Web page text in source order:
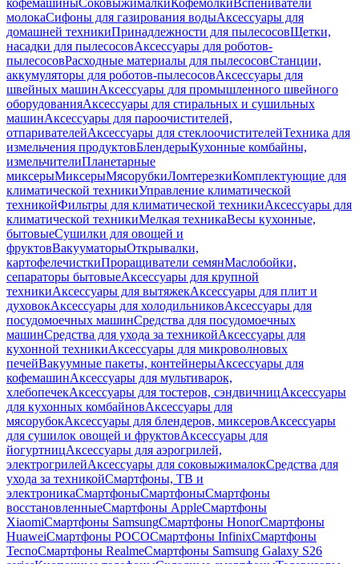
кофемашиныСоковыжималкиКофемолкиВспениватели
молокаСифоны для газирования водыАксессуары для
домашней техникиПринадлежности для пылесосовЩетки,
насадки для пылесосовАксессуары для роботов-
пылесосовРасходные материалы для пылесосовСтанции,
аккумуляторы для роботов-пылесосовАксессуары для
швейных машинАксессуары для промышленного швейного
оборудованияАксессуары для стиральных и сушильных
машинАксессуары для пароочистителей,
отпаривателейАксессуары для стеклоочистителейТехника для
измельчения продуктовБлендерыКухонные комбайны,
измельчителиПланетарные
миксерыМиксерыМясорубкиЛомтерезкиКомплектующие для
климатической техникиУправление климатической
техникойФильтры для климатической техникиАксессуары для
климатической техникиМелкая техникаВесы кухонные,
бытовыеСушилки для овощей и
фруктовВакууматорыОткрывалки,
картофелечисткиПроращиватели семянМаслобойки,
сепараторы бытовыеАксессуары для крупной
техникиАксессуары для вытяжекАксессуары для плит и
духовокАксессуары для холодильниковАксессуары для
посудомоечных машинСредства для посудомоечных
машинСредства для ухода за техникойАксессуары для
кухонной техникиАксессуары для микроволновых
печейВакуумные пакеты, контейнерыАксессуары для
кофемашинАксессуары для мультиварок,
хлебопечекАксессуары для тостеров, сэндвичницАксессуары
для кухонных комбайновАксессуары для
мясорубокАксессуары для блендеров, миксеровАксессуары
для сушилок овощей и фруктовАксессуары для
йогуртницАксессуары для аэрогрилей,
электрогрилейАксессуары для соковыжималокСредства для
ухода за техникойСмартфоны, ТВ и
электроникаСмартфоныСмартфоныСмартфоны
восстановленныеСмартфоны AppleСмартфоны
XiaomiСмартфоны SamsungСмартфоны HonorСмартфоны
HuaweiСмартфоны POCOСмартфоны InfinixСмартфоны
TecnoСмартфоны RealmeСмартфоны Samsung Galaxy S26